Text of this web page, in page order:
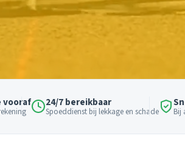
vooraf 24/7 bereikbaar
Spoeddienst bij lekkage en schade Bij